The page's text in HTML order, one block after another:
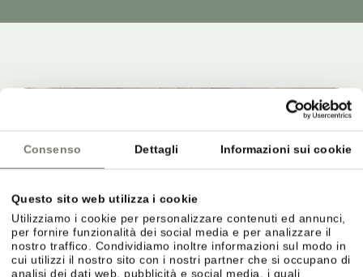
Consenso Dettagli Informazioni sui cookie
Questo sito web utilizza i cookie
Utilizziamo i cookie per personalizzare contenuti ed annunci,
per fornire funzionalità dei social media e per analizzare il
nostro traffico. Condividiamo inoltre informazioni sul modo in
cui utilizzi il nostro sito con i nostri partner che si occupano di
analisi dei dati web, pubblicità e social media, i quali